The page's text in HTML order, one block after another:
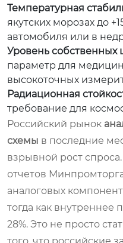
Температурная
якутских морозах до
автомобиля или в
Уровень собственных
параметр для
высокоточных
Радиационная
требование для
Российский рынок
схемы в последние
взрывной рост
отчетов
аналоговых
тогда как внутреннее
28%. Это не просто
того, что российские